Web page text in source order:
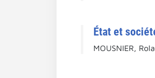
État et
MOUSNIER,